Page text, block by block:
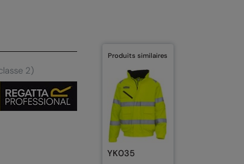
2)
Produits similaires
YK035